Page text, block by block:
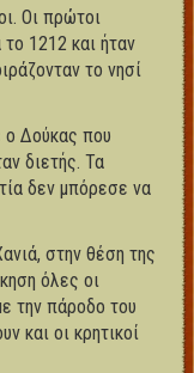
Οι πρώτοι
1212 και ήταν
το νησί
ο Δούκας που
διετής. Τα
δεν μπόρεσε να
στην θέση της
όλες οι
την πάροδο του
και οι κρητικοί